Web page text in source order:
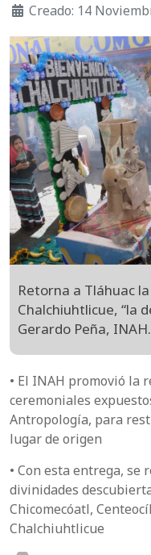
Creado: 14
Retorna a Tláhuac
Chalchiuhtlicue, “la
Gerardo Peña, INAH.
• El INAH promovió la
ceremoniales
Antropología, para
lugar de origen
• Con esta entrega, se
divinidades
Chicomecóatl,
Chalchiuhtlicue